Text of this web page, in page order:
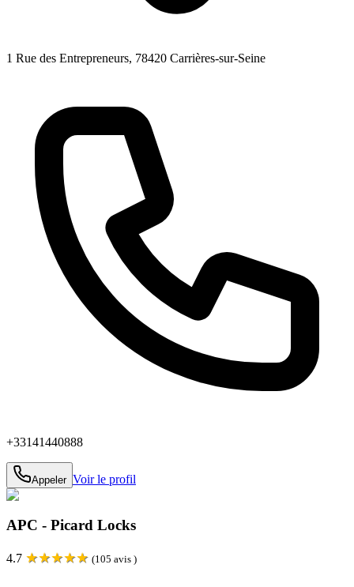
1 Rue des Entrepreneurs, 78420 Carrières-sur-Seine
+33141440888
Appeler Voir le profil
APC - Picard Locks
4.7 ★★★★★ (105 avis )